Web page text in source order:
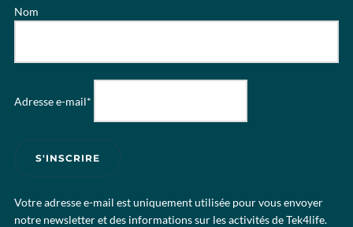
Nom
Adresse e-mail*
Votre adresse e-mail est uniquement utilisée pour vous envoyer
notre newsletter et des informations sur les activités de Tek4life.